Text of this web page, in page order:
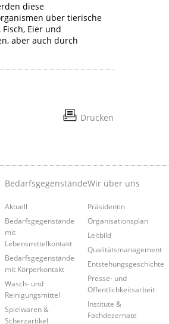
diese
über tierische
Eier und
aber auch durch
Drucken
Bedarfsgegenstände
Aktuell
Bedarfsgegenstände
mit
Lebensmittelkontakt
Bedarfsgegenstände
mit Körperkontakt
Wasch- und
Reinigungsmittel
Spielwaren &
Scherzartikel
Wir über uns
Präsidentin
Organisationsplan
Leitbild
Qualitätsmanagement
Entstehungsgeschichte
Presse- und
Öffentlichkeitsarbeit
Institute &
Fachdezernate